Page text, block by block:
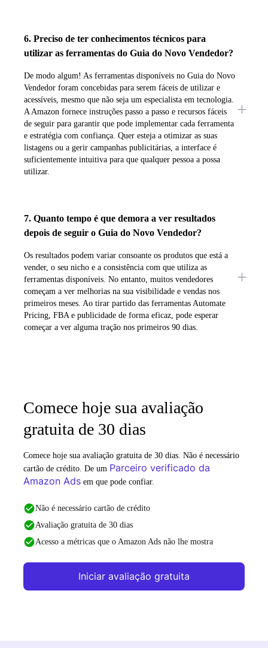
6. Preciso de ter conhecimentos técnicos para
utilizar as ferramentas do Guia do Novo Vendedor?
De modo algum! As ferramentas disponíveis no Guia do Novo
Vendedor foram concebidas para serem fáceis de utilizar e
acessíveis, mesmo que não seja um especialista em tecnologia.
A Amazon fornece instruções passo a passo e recursos fáceis
de seguir para garantir que pode implementar cada ferramenta
e estratégia com confiança. Quer esteja a otimizar as suas
listagens ou a gerir campanhas publicitárias, a interface é
suficientemente intuitiva para que qualquer pessoa a possa
utilizar.
7. Quanto tempo é que demora a ver resultados
depois de seguir o Guia do Novo Vendedor?
Os resultados podem variar consoante os produtos que está a
vender, o seu nicho e a consistência com que utiliza as
ferramentas disponíveis. No entanto, muitos vendedores
começam a ver melhorias na sua visibilidade e vendas nos
primeiros meses. Ao tirar partido das ferramentas Automate
Pricing, FBA e publicidade de forma eficaz, pode esperar
começar a ver alguma tração nos primeiros 90 dias.
Comece hoje sua avaliação
gratuita de 30 dias
Comece hoje sua avaliação gratuita de 30 dias. Não é necessário
cartão de crédito. De um Parceiro verificado da
Amazon Ads em que pode confiar.
Não é necessário cartão de crédito
Avaliação gratuita de 30 dias
Acesso a métricas que o Amazon Ads não lhe mostra
Iniciar avaliação gratuita